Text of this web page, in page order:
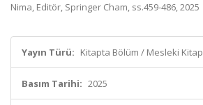
Nima, Editör, Springer Cham, ss.459-486, 2025
Yayın Türü: Kitapta Bölüm / Mesleki Kitap
Basım Tarihi: 2025